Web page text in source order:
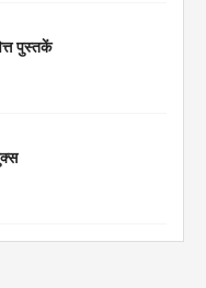
पुस्तकें